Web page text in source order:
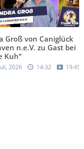
Groß von Caniglück
n.e.V. zu Gast bei
Kuh“
2026 14:32 19:45